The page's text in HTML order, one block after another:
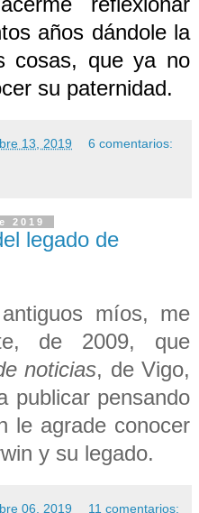
años dándole la
cosas, que ya no
su paternidad.
13, 2019 6 comentarios:
2019
legado de
míos, me
de 2009, que
noticias, de Vigo,
publicar pensando
le agrade conocer
y su legado.
06, 2019 11 comentarios: